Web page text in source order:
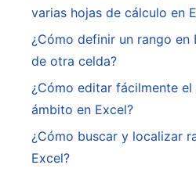
varias hojas de cálculo en
¿Cómo definir un rango
de otra celda?
¿Cómo editar fácilmente
ámbito en Excel?
¿Cómo buscar y localizar
Excel?